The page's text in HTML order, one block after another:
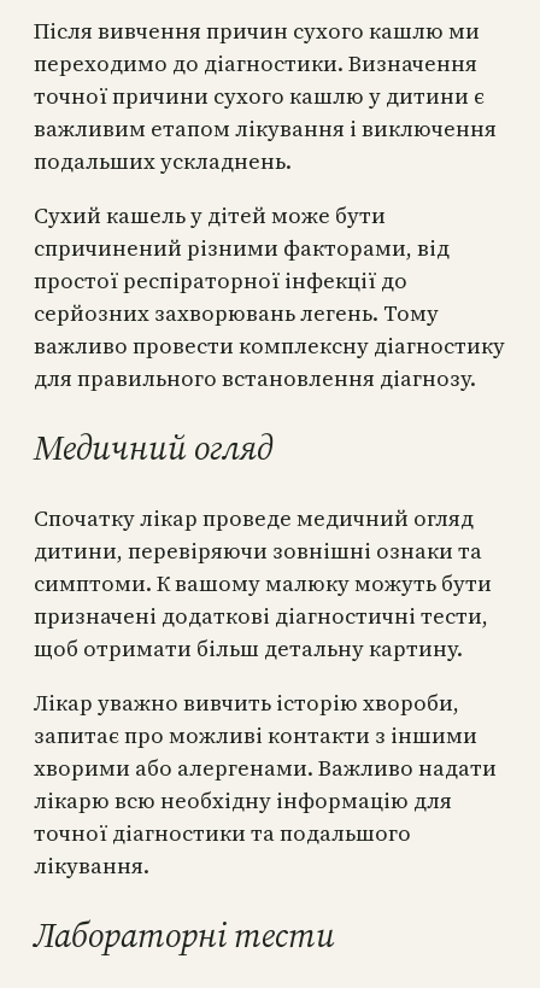
Після вивчення причин сухого кашлю ми
переходимо до діагностики. Визначення
точної причини сухого кашлю у дитини є
важливим етапом лікування і виключення
подальших ускладнень.
Сухий кашель у дітей може бути
спричинений різними факторами, від
простої респіраторної інфекції до
серйозних захворювань легень. Тому
важливо провести комплексну діагностику
для правильного встановлення діагнозу.
Медичний огляд
Спочатку лікар проведе медичний огляд
дитини, перевіряючи зовнішні ознаки та
симптоми. К вашому малюку можуть бути
призначені додаткові діагностичні тести,
щоб отримати більш детальну картину.
Лікар уважно вивчить історію хвороби,
запитає про можливі контакти з іншими
хворими або алергенами. Важливо надати
лікарю всю необхідну інформацію для
точної діагностики та подальшого
лікування.
Лабораторні тести